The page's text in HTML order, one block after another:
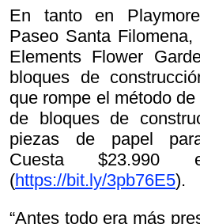
En tanto en
Paseo Santa
Elements Flower
bloques de
que rompe el método
de bloques de
piezas de papel
Cuesta
(https://bit.ly/3pb76E5).
“Antes todo era más